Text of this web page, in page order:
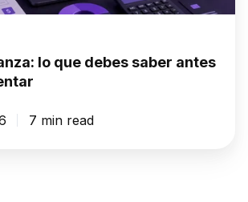
lo que debes saber antes
7 min read